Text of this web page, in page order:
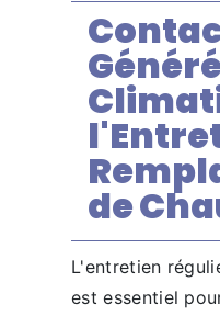
de
L'entretien
est essentiel